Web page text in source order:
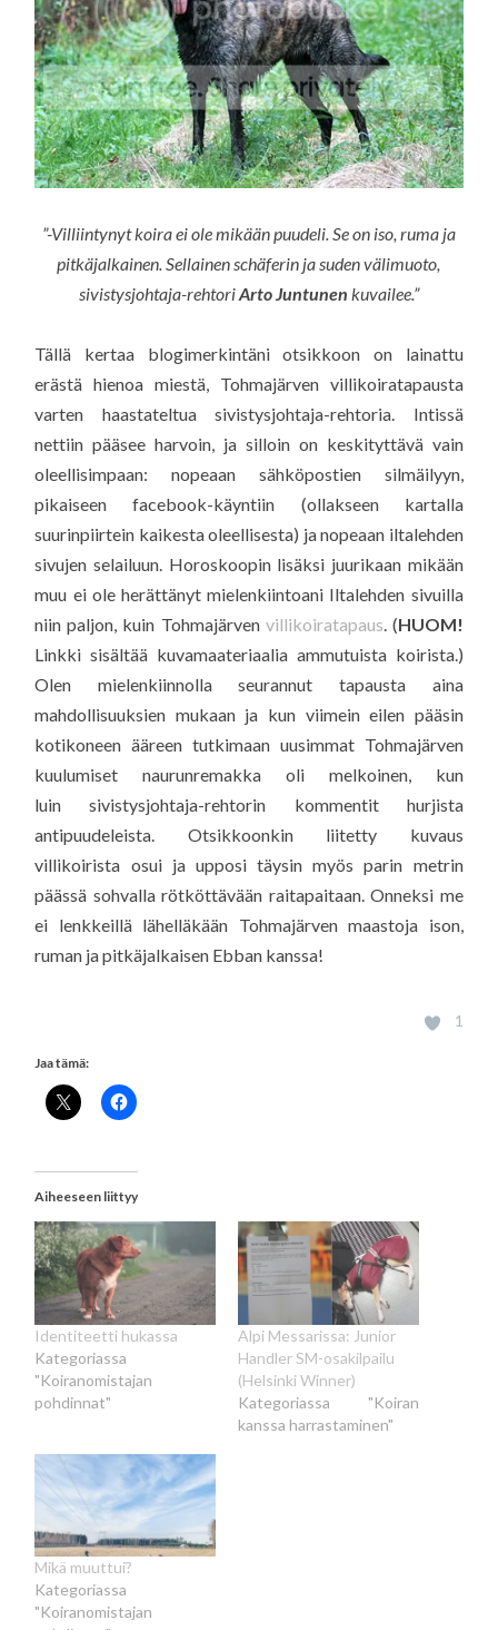
”-Villiintynyt koira ei ole mikään puudeli. Se on iso, ruma ja
pitkäjalkainen. Sellainen schäferin ja suden välimuoto,
sivistysjohtaja-rehtoriArto Juntunen kuvailee.”
Tällä kertaa blogimerkintäni otsikkoon on lainattu
erästä hienoa miestä, Tohmajärven villikoiratapausta
varten haastateltua sivistysjohtaja-rehtoria. Intissä
nettiin pääsee harvoin, ja silloin on keskityttävä vain
oleellisimpaan: nopeaan sähköpostien silmäilyyn,
pikaiseen facebook-käyntiin (ollakseen kartalla
suurinpiirtein kaikesta oleellisesta) ja nopeaan iltalehden
sivujen selailuun. Horoskoopin lisäksi juurikaan mikään
muu ei ole herättänyt mielenkiintoani Iltalehden sivuilla
niin paljon, kuin Tohmajärven villikoiratapaus. (HUOM!
Linkki sisältää kuvamaateriaalia ammutuista koirista.)
Olen mielenkiinnolla seurannut tapausta aina
mahdollisuuksien mukaan ja kun viimein eilen pääsin
kotikoneen ääreen tutkimaan uusimmat Tohmajärven
kuulumiset naurunremakka oli melkoinen, kun
luin sivistysjohtaja-rehtorin kommentit hurjista
antipuudeleista. Otsikkoonkin liitetty kuvaus
villikoirista osui ja upposi täysin myös parin metrin
päässä sohvalla rötköttävään raitapaitaan. Onneksi me
ei lenkkeillä lähelläkään Tohmajärven maastoja ison,
ruman ja pitkäjalkaisen Ebban kanssa!
1
Jaa tämä:
Aiheeseen liittyy
Identiteetti hukassa
Kategoriassa
"Koiranomistajan
pohdinnat"
Alpi Messarissa: Junior
Handler SM-osakilpailu
(Helsinki Winner)
Kategoriassa "Koiran
kanssa harrastaminen"
Mikä muuttui?
Kategoriassa
"Koiranomistajan